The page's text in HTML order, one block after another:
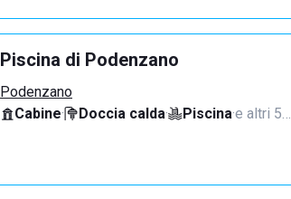
Piscina di Podenzano
Podenzano
Cabine· Doccia calda· Piscina·e altri 5…